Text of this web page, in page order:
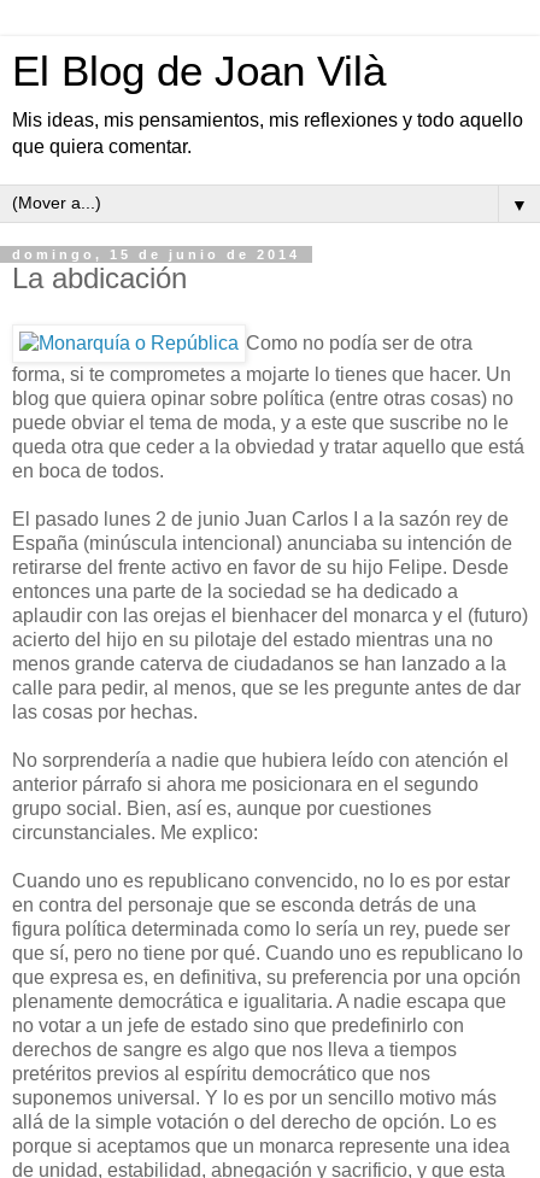
El Blog de Joan Vilà
Mis ideas, mis pensamientos, mis reflexiones y todo aquello
que quiera comentar.
▼
domingo, 15 de junio de 2014
La abdicación
Como no podía ser de otra
forma, si te comprometes a mojarte lo tienes que hacer. Un
blog que quiera opinar sobre política (entre otras cosas) no
puede obviar el tema de moda, y a este que suscribe no le
queda otra que ceder a la obviedad y tratar aquello que está
en boca de todos.
El pasado lunes 2 de junio Juan Carlos I a la sazón rey de
España (minúscula intencional) anunciaba su intención de
retirarse del frente activo en favor de su hijo Felipe. Desde
entonces una parte de la sociedad se ha dedicado a
aplaudir con las orejas el bienhacer del monarca y el (futuro)
acierto del hijo en su pilotaje del estado mientras una no
menos grande caterva de ciudadanos se han lanzado a la
calle para pedir, al menos, que se les pregunte antes de dar
las cosas por hechas.
No sorprendería a nadie que hubiera leído con atención el
anterior párrafo si ahora me posicionara en el segundo
grupo social. Bien, así es, aunque por cuestiones
circunstanciales. Me explico:
Cuando uno es republicano convencido, no lo es por estar
en contra del personaje que se esconda detrás de una
figura política determinada como lo sería un rey, puede ser
que sí, pero no tiene por qué. Cuando uno es republicano lo
que expresa es, en definitiva, su preferencia por una opción
plenamente democrática e igualitaria. A nadie escapa que
no votar a un jefe de estado sino que predefinirlo con
derechos de sangre es algo que nos lleva a tiempos
pretéritos previos al espíritu democrático que nos
suponemos universal. Y lo es por un sencillo motivo más
allá de la simple votación o del derecho de opción. Lo es
porque si aceptamos que un monarca represente una idea
de unidad, estabilidad, abnegación y sacrificio, y que esta